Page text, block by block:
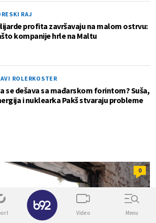
RAJ
profita završavaju na malom ostrvu:
kompanije hrle na Maltu
ROLERKOSTER
se dešava sa mađarskom forintom? Suša,
i nuklearka Pakš stvaraju probleme
0
Video Menu
✕